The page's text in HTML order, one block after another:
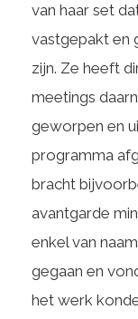
van haar set
vastgepakt en
zijn. Ze heeft
meetings
geworpen en
programma
bracht
avantgarde
enkel van
gegaan en
het werk